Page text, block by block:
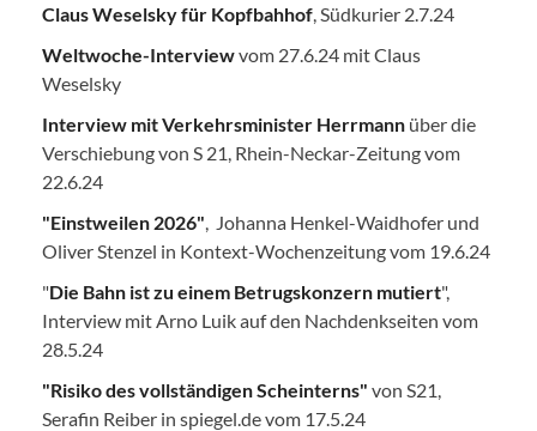
Claus Weselsky für Kopfbahhof, Südkurier 2.7.24
Weltwoche-Interviewvom 27.6.24 mit Claus
Weselsky
Interview mit Verkehrsminister Herrmann über die
Verschiebung von S 21, Rhein-Neckar-Zeitung vom
22.6.24
"Einstweilen 2026", Johanna Henkel-Waidhofer und
Oliver Stenzel in Kontext-Wochenzeitung vom 19.6.24
"Die Bahn ist zu einem Betrugskonzern mutiert",
Interview mit Arno Luik auf den Nachdenkseiten vom
28.5.24
"Risiko des vollständigen Scheinterns" von S21,
Serafin Reiber in spiegel.de vom 17.5.24